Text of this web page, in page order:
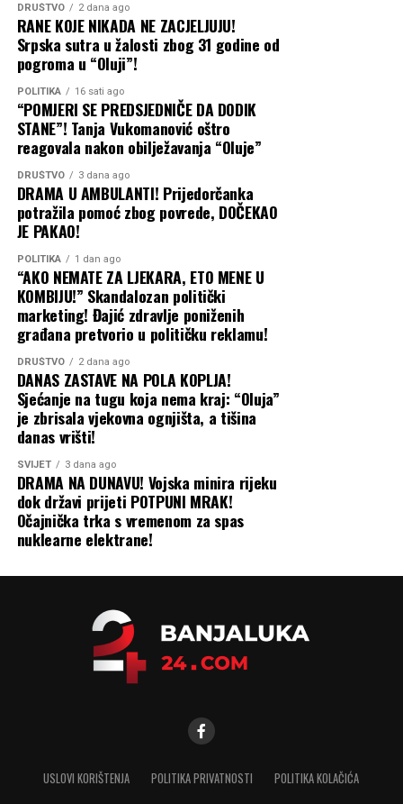
Nijedna od tih smjena još nije realizovana, a CAPITAL je
prije desetak dana objavio da je Elek podnio tužbu pred
Osnovnim sudom u Sokocu i tražio poništenje odluke o
njegovoj smjeni sa mjesta generalnog direktora
Sarajevo-gasa. Sud mu je izašao u susret i donio
privremenu mjeru kojom se zabranjuje sprovođenje
odluke Upravnog odbora „Sarajevo-gasa“ o njegovoj
smjeni.
Podsjećamo i da je CAPITAL godinama unazad pisao o
Eleku i njegovim poslovnim potezima pogotovo u vezi sa
javnim nabavkama OC Jahorina, što je privuklo i pažnju
Tužilaštva BiH. Branio se uglavnom lažima i klevetom,
zbog čega je pravosnažno osuđen i suočen sa još
nekoliko tužbi.
Capital
DRUŠTVO 2 dana ago
RANE KOJE NIKADA NE ZACJELJUJU!
Srpska sutra u žalosti zbog 31 godine od
pogroma u “Oluji”!
POLITIKA 16 sati ago
“POMJERI SE PREDSJEDNIČE DA DODIK
STANE”! Tanja Vukomanović oštro
reagovala nakon obilježavanja “Oluje”
DRUŠTVO 3 dana ago
DRAMA U AMBULANTI! Prijedorčanka
potražila pomoć zbog povrede, DOČEKAO
JE PAKAO!
POLITIKA 1 dan ago
“AKO NEMATE ZA LJEKARA, ETO MENE U
KOMBIJU!” Skandalozan politički
marketing! Đajić zdravlje poniženih
građana pretvorio u političku reklamu!
DRUŠTVO 2 dana ago
DANAS ZASTAVE NA POLA KOPLJA!
Sjećanje na tugu koja nema kraj: “Oluja”
je zbrisala vjekovna ognjišta, a tišina
danas vrišti!
SVIJET 3 dana ago
DRAMA NA DUNAVU! Vojska minira rijeku
dok državi prijeti POTPUNI MRAK!
Očajnička trka s vremenom za spas
nuklearne elektrane!
USLOVI KORIŠTENJA POLITIKA PRIVATNOSTI POLITIKA KOLAČIĆA